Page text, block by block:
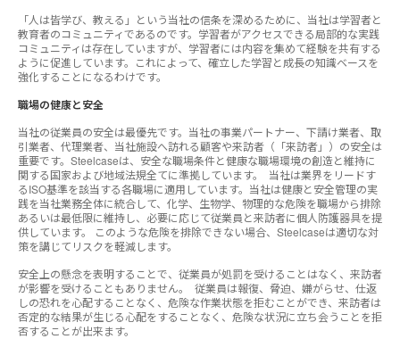
「人は皆学び、教える」という当社の信条を深めるために、当社は学習者と
教育者のコミュニティであるのです。学習者がアクセスできる局部的な実践
コミュニティは存在していますが、学習者には内容を集めて経験を共有する
ように促進しています。これによって、確立した学習と成長の知識ベースを
強化することになるわけです。
職場の健康と安全
当社の従業員の安全は最優先です。当社の事業パートナー、下請け業者、取
引業者、代理業者、当社施設へ訪れる顧客や来訪者（「来訪者」）の安全は
重要です。Steelcaseは、安全な職場条件と健康な職場環境の創造と維持に
関する国家および地域法規全てに準拠しています。 当社は業界をリードす
るISO基準を該当する各職場に適用しています。当社は健康と安全管理の実
践を当社業務全体に統合して、化学、生物学、物理的な危険を職場から排除
あるいは最低限に維持し、必要に応じて従業員と来訪者に個人防護器具を提
供しています。 このような危険を排除できない場合、Steelcaseは適切な対
策を講じてリスクを軽減します。
安全上の懸念を表明することで、従業員が処罰を受けることはなく、来訪者
が影響を受けることもありません。 従業員は報復、脅迫、嫌がらせ、仕返
しの恐れを心配することなく、危険な作業状態を拒むことができ、来訪者は
否定的な結果が生じる心配をすることなく、危険な状況に立ち会うことを拒
否することが出来ます。